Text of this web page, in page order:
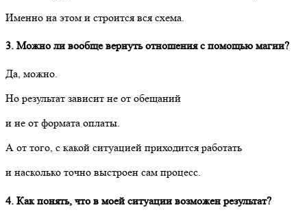
Именно на этом и строится вся схема.
3. Можно ли вообще вернуть отношения с помощью магии?
Да, можно.
Но результат зависит не от обещаний
и не от формата оплаты.
А от того, с какой ситуацией приходится работать
и насколько точно выстроен сам процесс.
4. Как понять, что в моей ситуации возможен результат?